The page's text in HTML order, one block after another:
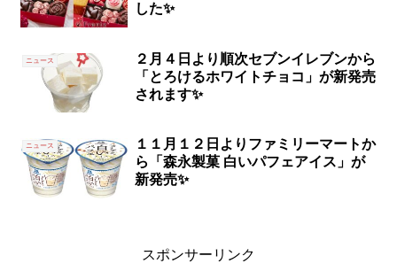
した✨
ニュース
２月４日より順次セブンイレブンから
「とろけるホワイトチョコ」が新発売
されます✨
ニュース
１１月１２日よりファミリーマートか
ら「森永製菓 白いパフェアイス」が
新発売✨
スポンサーリンク